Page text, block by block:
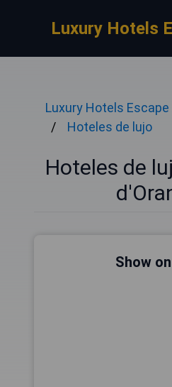
Luxury Hotels
Luxury Hotels Escape
Hoteles de lujo
Hoteles de
Show